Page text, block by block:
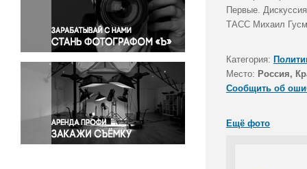
Правосудие
Происшествия и конфликты
Религия
Светская жизнь
Спорт
Экология
Экономика и бизнес
Первые.
ТАСС Михаил
Категория:
Место: Россия,
Сообщить об
Ещё фото